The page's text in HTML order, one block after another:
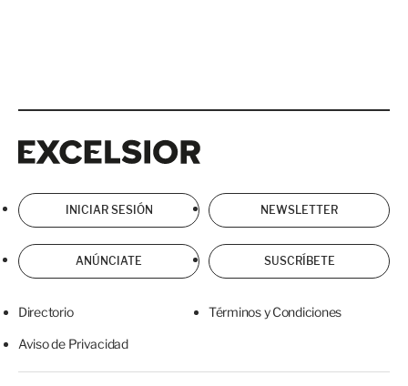
INICIAR SESIÓN NEWSLETTER
ANÚNCIATE SUSCRÍBETE
Directorio Términos y Condiciones
Aviso de Privacidad